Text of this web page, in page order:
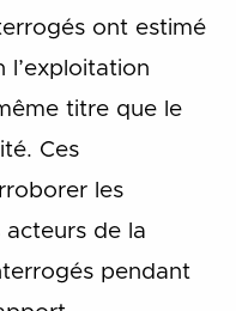
ont estimé
l’exploitation
titre que le
Ces
les
acteurs de la
pendant